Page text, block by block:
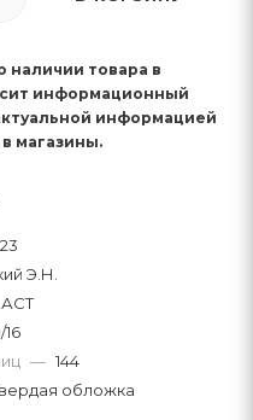
наличии товара в
информационный
информацией
магазины.
Э.Н.
АСТ
— 144
обложка